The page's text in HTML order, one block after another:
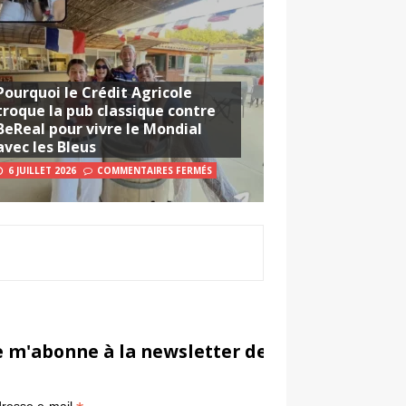
le Crédit Agricole
la pub classique contre
pour vivre le Mondial
les Bleus
6 JUILLET 2026 COMMENTAIRES FERMÉS
m'abonne à la newsletter de